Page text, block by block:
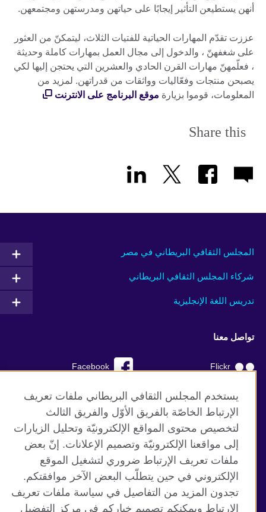
أنهن يستطيعن التأثير إيجابًا على حياتهن ومدرستهن ومجتمعهن.
عززت تقدّم المهارات الحياتية للفتيات الثلاث، ليتمكنّ من العثور
على شغفهنّ ، والدخول إلى مجال العمل بمهارات كاملة وحديثة
، فعلّمهنّ مهارات القرن الحادي والعشرين التي يحتجن إليها لكي
يصبحن منتجات وفعّاليات وواثقات من قدراتهن. لمزيد من
المعلومات، قوموا بزيارة موقع البرنامج على الانترنت
Share this
المجلس الثقافي البريطاني في مصر
شركاء المجلس الثقافي البريطاني
تدريس اللغة الإنجليزية
تواصل معنا
Facebook Flickr
YouTube RSS
TikTok
موقع المجلس الثقافي البريطاني العالمي
الخصوصية وشروط الاستخدام
يستخدم المجلس الثقافي البريطاني ملفات تعريف
الإرتباط الخاصّة بالفريق الأوّل والفريق الثالث
لتخصيص محتوى المواقع الإلكترونيّة وتحليل الزيارات
إلى مواقعنا الإلكترونيّة وتصميم الإعلانات. إنّ بعض
ملفات تعريف الإرتباط ضروري لتشغيل الموقع
الإلكتروني في حين يتطلّب البعض الآخر موافقتكم.
تجدون المزيد من التفاصيل في سياسة ملفات تعريف
الإرتباط ويمكنكم تصميم خياركم في مركز التفضيل